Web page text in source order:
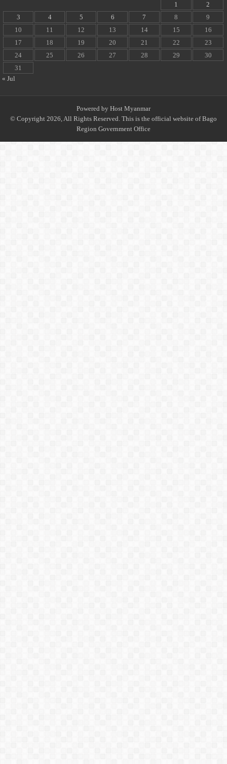
1
2
3
4 5 6 7 8
9
10
11 12 13 14 15
16
17
18 19 20 21 22
23
24
25 26 27 28 29
30
31
« Jul
Powered by Host Myanmar
© Copyright 2026, All Rights Reserved. This is the official website of Bago
Region Government Office